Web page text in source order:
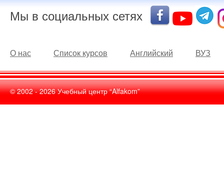
Мы в социальных сетях
О нас Список курсов Английский ВУЗ
© 2002 -2026Учебный центр “Alfakom”